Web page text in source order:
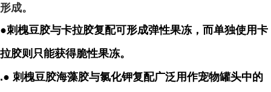
形成。
●刺槐豆胶与卡拉胶复配可形成弹性果冻，而单独使用卡
拉胶则只能获得脆性果冻。
.● 刺槐豆胶海藻胶与氯化钾复配广泛用作宠物罐头中的